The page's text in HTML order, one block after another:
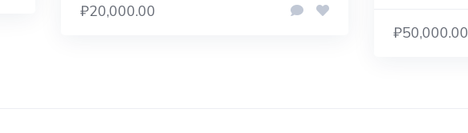
₽20,000.00
₽50,000.00